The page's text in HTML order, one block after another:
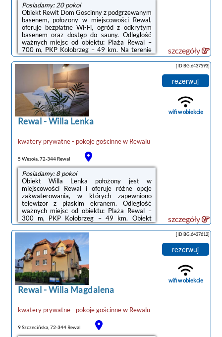
Posiadamy: 20 pokoi
Obiekt Rewit Dom Goscinny z podgrzewanym
basenem, położony w miejscowości Rewal,
oferuje bezpłatne Wi-Fi, ogród z odkrytym
basenem oraz dostęp do sauny. Odległość
ważnych miejsc od obiektu: Plaża Rewal –
700 m, PKP Kołobrzeg – 49 km. Na terenie
obiektu znajduje się prywatny
parking.Niektóre opcje zakwaterowania mają
część wypoczynkową lub balkon.Na miejscu
serwowane jest śniadanie w formie bufetu.Na
terenie obiektu Rewit Dom Goscinny z
podgrzewanym basenem dostępny jest plac
zabaw i sprzęt do grillowania.Odległość
ważnych miejsc od obiektu: Molo w
Kołobrzegu – 49 ...
szczegóły
Rewal-Willa Lenka
kwatery prywatne - pokoje gościnnew Rewalu
5 Wesoła, 72-344 Rewal
Posiadamy: 8 pokoi
Obiekt Willa Lenka położony jest w
miejscowości Rewal i oferuje różne opcje
zakwaterowania, w których zapewniono
telewizor z płaskim ekranem. Odległość
ważnych miejsc od obiektu: Plaża Rewal –
300 m, PKP Kołobrzeg – 49 km. Obiekt
zapewnia bezpłatne Wi-Fi we wszystkich
pomieszczeniach. Na terenie obiektu
dostępny jest też prywatny parking.Do
dyspozycji Gości jest w pełni wyposażona
prywatna łazienka z prysznicem i suszarką do
włosów.Na miejscu dostępny jest taras, a w
okolicy panują doskonałe warunki do
uprawiania jazdy na rowerze.Odległość
ważnych miejsc od obiektu: ...
[ID BG.6437593]
rezerwuj
wifi w obiekcie
szczegóły
Rewal-Willa Magdalena
kwatery prywatne - pokoje gościnnew Rewalu
9 Szczecińska, 72-344 Rewal
[ID BG.6437612]
rezerwuj
wifi w obiekcie